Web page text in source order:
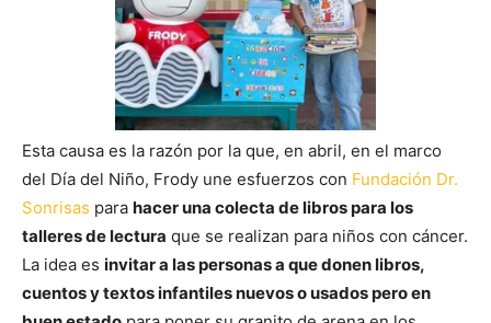
Esta causa es la razón por la que, en abril, en el marco
del Día del Niño, Frody une esfuerzos con Fundación Dr.
Sonrisas para hacer una colecta de libros para los
talleres de lectura que se realizan para niños con cáncer.
La idea es invitar a las personas a que donen libros,
cuentos y textos infantiles nuevos o usados pero en